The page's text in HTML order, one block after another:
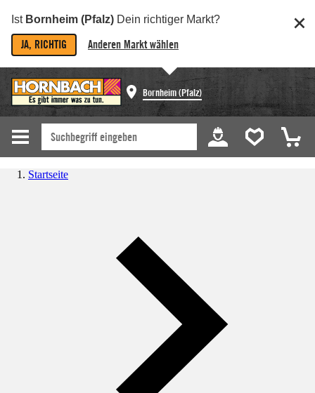
Ist Bornheim (Pfalz) Dein richtiger Markt?
JA, RICHTIG Anderen Markt wählen
Bornheim (Pfalz)
Startseite